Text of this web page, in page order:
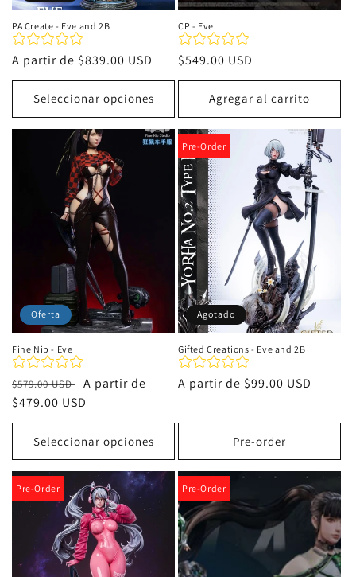
PA Create - Eve and 2B
Precio
habitual
A partir de $839.00 USD
Seleccionar opciones
CP - Eve
Precio
habitual
$549.00 USD
Agregar al carrito
Oferta
Fine Nib - Eve
Precio
habitual
$579.00 USD
Precio
de
oferta
A partir de
$479.00 USD
Seleccionar opciones
Pre-Order
Agotado
Gifted Creations - Eve and 2B
Precio
A partir de $99.00 USD
Pre-order
Pre-Order Pre-Order